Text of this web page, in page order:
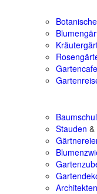
Stauden &
Architekten